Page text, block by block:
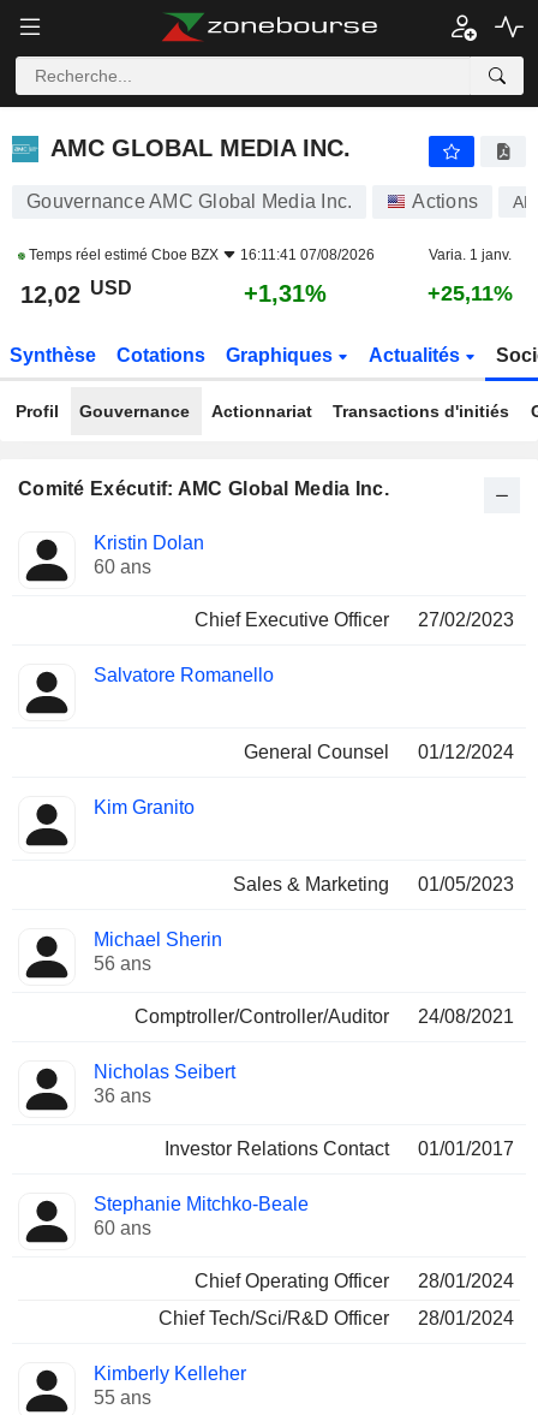
AMC GLOBAL MEDIA INC.
AMC GLOBAL MEDIA INC.
Gouvernance AMC Global Media Inc. Actions
Temps réel estimé Cboe BZX 16:11:41 07/08/2026 Varia. 1 janv.
12,02 USD +1,31% +25,11%
Synthèse Cotations Graphiques Actualités
Profil Gouvernance Actionnariat Transactions d'initiés
Comité Exécutif: AMC Global Media Inc.
Dirigeant
Fonctions
occupées
Kristin Dolan
60 ans
Chief Executive Officer 27/02/2023
Salvatore Romanello
General Counsel 01/12/2024
Kim Granito
Sales & Marketing 01/05/2023
Michael Sherin
56 ans
Comptroller/Controller/Auditor 24/08/2021
Nicholas Seibert
36 ans
Investor Relations Contact 01/01/2017
Stephanie Mitchko-Beale
60 ans
Chief Operating Officer
28/01/2024
Chief Tech/Sci/R&D Officer
28/01/2024
Kimberly Kelleher
55 ans